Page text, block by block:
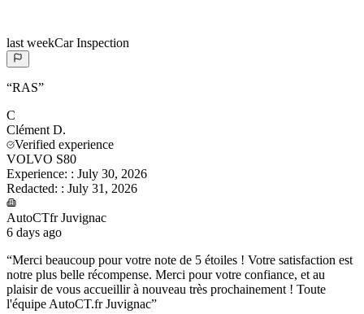
last weekCar Inspection
“RAS”
C
Clément D.
Verified experience
VOLVO S80
Experience: : July 30, 2026
Redacted: : July 31, 2026
AutoCTfr Juvignac
6 days ago
“Merci beaucoup pour votre note de 5 étoiles ! Votre satisfaction est
notre plus belle récompense. Merci pour votre confiance, et au
plaisir de vous accueillir à nouveau très prochainement ! Toute
l'équipe AutoCT.fr Juvignac”